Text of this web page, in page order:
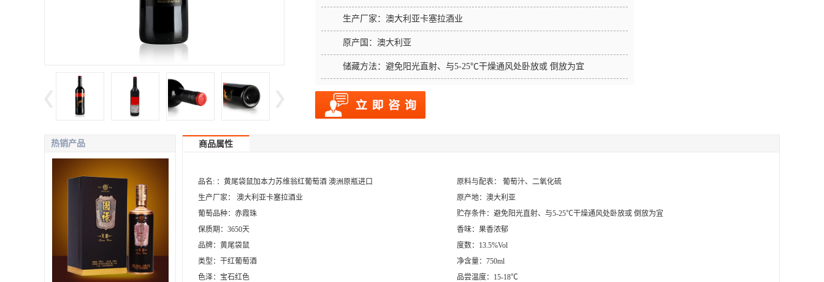
生产厂家： 澳大利亚卡塞拉酒业
原产国： 澳大利亚
储藏方法： 避免阳光直射、与5-25℃干燥通风处卧放或 倒放为宜
热销产品 商品属性
品名: ：黄尾袋鼠加本力苏维翁红葡萄酒 澳洲原瓶进口
原料与配表： 葡萄汁、二氧化硫
生产厂家： 澳大利亚卡塞拉酒业
原产地：澳大利亚
葡萄品种：赤霞珠
贮存条件：避免阳光直射、与5-25℃干燥通风处卧放或 倒放为宜
保质期：3650天
香味：果香浓郁
品牌：黄尾袋鼠
度数：13.5%Vol
类型：干红葡萄酒
净含量：750ml
色泽：宝石红色
品尝温度：15-18℃